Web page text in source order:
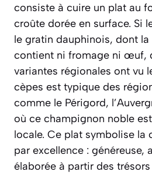
consiste à cuire un plat au
croûte dorée en surface. Si
le gratin dauphinois, dont
contient ni fromage ni œuf,
variantes régionales ont vu
cèpes est typique des
comme le Périgord,
où ce champignon noble
locale. Ce plat symbolise la
par excellence : généreuse,
élaborée à partir des